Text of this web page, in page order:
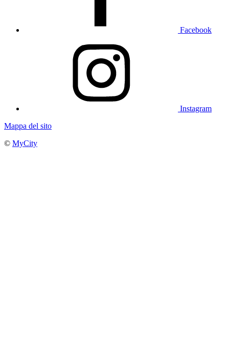
Facebook
Instagram
Mappa del sito
© MyCity